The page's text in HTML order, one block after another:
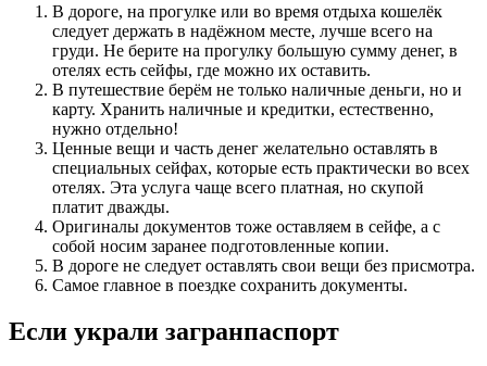
В дороге, на прогулке или во время отдыха кошелёк
следует держать в надёжном месте, лучше всего на
груди. Не берите на прогулку большую сумму денег, в
отелях есть сейфы, где можно их оставить.
В путешествие берём не только наличные деньги, но и
карту. Хранить наличные и кредитки, естественно,
нужно отдельно!
Ценные вещи и часть денег желательно оставлять в
специальных сейфах, которые есть практически во всех
отелях. Эта услуга чаще всего платная, но скупой
платит дважды.
Оригиналы документов тоже оставляем в сейфе, а с
собой носим заранее подготовленные копии.
В дороге не следует оставлять свои вещи без присмотра.
Самое главное в поездке сохранить документы.
Если украли загранпаспорт